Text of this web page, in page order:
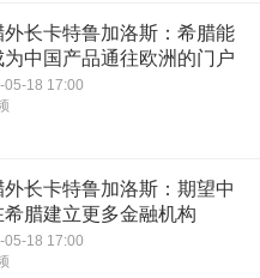
外长卡特鲁加洛斯：希腊能
为中国产品通往欧洲的门户
05-18 17:00
外长卡特鲁加洛斯：期望中
希腊建立更多金融机构
05-18 17:00